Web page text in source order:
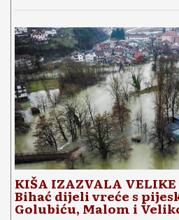
KIŠA IZAZVALA VELIKE
Bihać dijeli vreće s
Golubiću, Malom i